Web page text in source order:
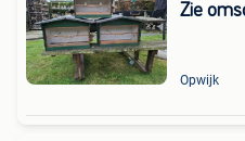
Zie
Opwijk